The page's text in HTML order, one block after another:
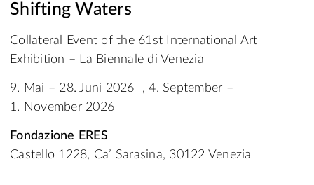
Shifting Waters
Collateral Event of the 61st International Art
Exhibition – La Biennale di Venezia
9. Mai – 28. Juni 2026 , 4. September –
1. November 2026
Fondazione ERES
Castello 1228, Ca’ Sarasina, 30122 Venezia